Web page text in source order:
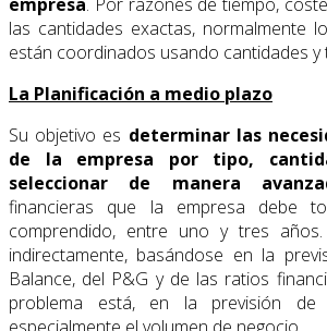
las cantidades exactas, normalmente
están coordinados usando cantidades y
La Planificación a medio plazo
Su objetivo es determinar las
de la empresa por tipo,
seleccionar de manera
financieras que la empresa debe
comprendido, entre uno y tres
indirectamente, basándose en la
Balance, del P&G y de las ratios
problema está, en la previsión de